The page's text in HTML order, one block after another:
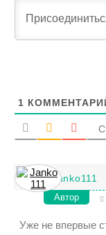
1
Janko111
Автор
Уже не впервые